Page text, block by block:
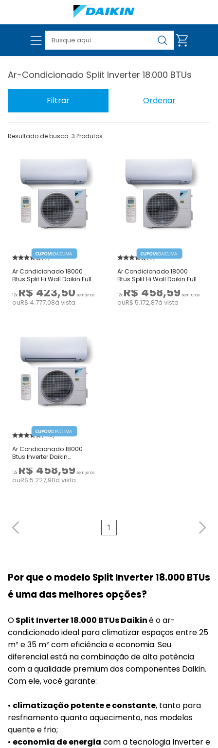
VER TODOS OS PRODUTOS
Ar-Condicionado Split Inverter 18.000 BTUs
Filtrar Ordenar
Resultado de busca: 3 Produtos
(5)
Ar Condicionado 18000
Btus Split Hi Wall Daikin Full
12x R$ 423,50 sem juros
ouR$ 4.777,08à vista
(5)
Ar Condicionado 18000
Btus Split Hi Wall Daikin Full
12x R$ 458,59 sem juros
ouR$ 5.172,87à vista
(4.8)
Ar Condicionado 18000
Btus Inverter Daikin
Quente e Frio 220V
12x R$ 458,59 sem juros
ouR$ 5.227,90à vista
1
Por que o modelo Split Inverter 18.000 BTUs
é uma das melhores opções?
OSplit Inverter 18.000 BTUs Daikiné o ar-
condicionado ideal para climatizar espaços entre 25
m² e 35 m² com eficiência e economia. Seu
diferencial está na combinação de alta potência
com a qualidade premium dos componentes Daikin.
Com ele, você garante:
• climatização potente e constante, tanto para
resfriamento quanto aquecimento, nos modelos
quente e frio;
• economia de energia com a tecnologia Inverter e